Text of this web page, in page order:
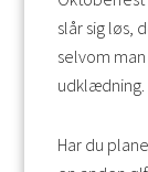
slår sig løs,
selvom
udklædning.
Har du